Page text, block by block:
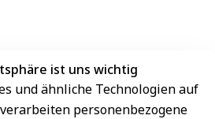
- klicken Sie für Details
ist uns wichtig
und ähnliche Technologien auf
personenbezogene